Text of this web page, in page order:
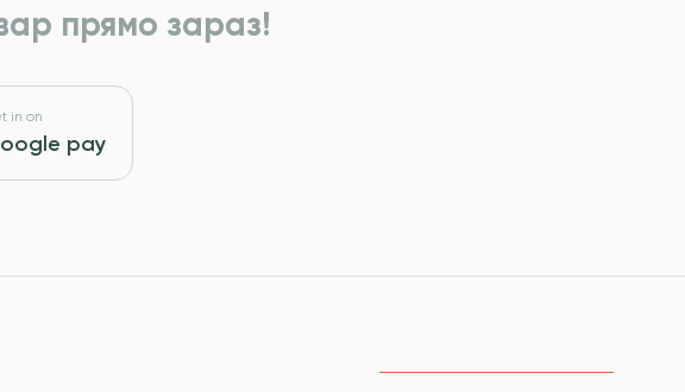
прямо зараз!
in on
pay